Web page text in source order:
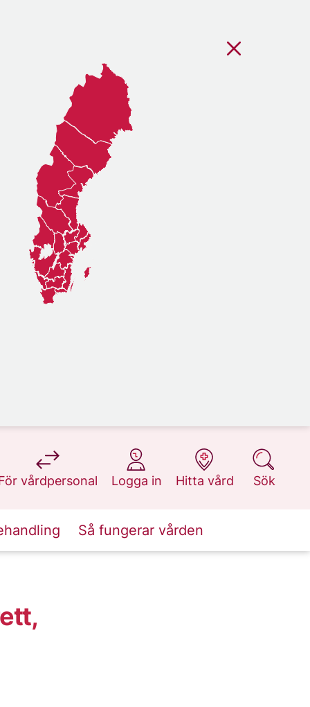
vårdpersonal
på 1177.se
Logga in
på 1177.se
Hitta vård
på 1177.se
Sök
på 1177.se
Så fungerar vården